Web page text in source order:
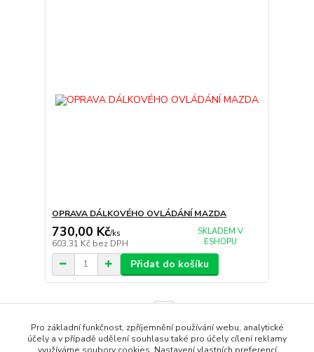
OPRAVA DÁLKOVÉHO OVLÁDÁNÍ MAZDA
730,00 Kč/ks
603,31 Kč bez DPH
SKLADEM V
ESHOPU
Přidat do košíku
Pro základní funkčnost, zpříjemnění používání webu, analytické
účely a v případě udělení souhlasu také pro účely cílení reklamy